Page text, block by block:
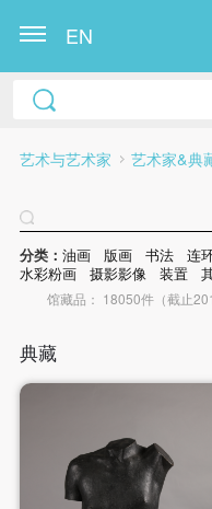
EN
艺术与艺术家 艺术家&典
分类： 油画 版画 书法 连
水彩粉画
摄影影像 装置
馆藏品： 18050件（截止
典藏